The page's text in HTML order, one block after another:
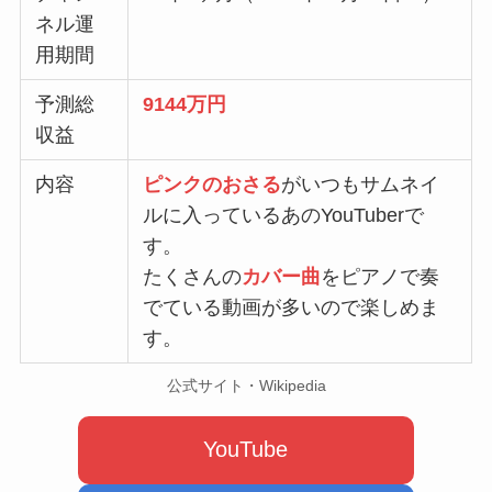
ネル運
用期間
予測総
収益
9144万円
内容 ピンクのおさるがいつもサムネイ
ルに入っているあのYouTuberで
す。
たくさんのカバー曲をピアノで奏
でている動画が多いので楽しめま
す。
公式サイト・Wikipedia
YouTube